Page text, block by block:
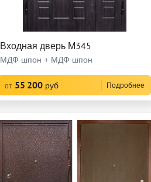
Входная дверь М345
МДФ шпон + МДФ шпон
от 55 200 руб Подробнее